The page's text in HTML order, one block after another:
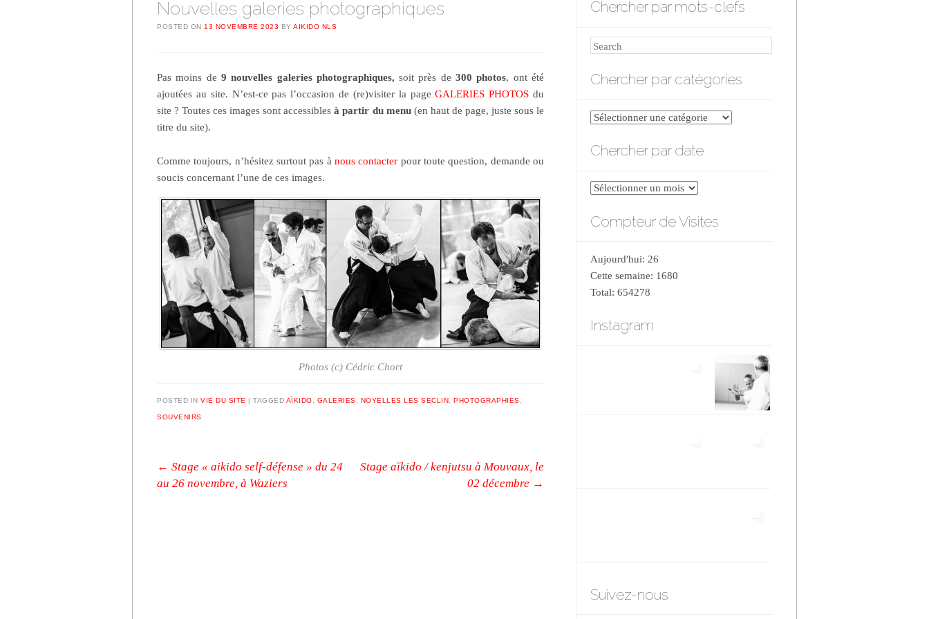
Nouvelles galeries photographiques
POSTED ON 13 NOVEMBRE 2023 BY AIKIDO NLS
Pas moins de 9 nouvelles galeries photographiques, soit près de300 photos, ont été
ajoutées au site. N’est-ce pas l’occasion de (re)visiter la pageGALERIES PHOTOS du
site ? Toutes ces images sont accessiblesà partir du menu(en haut de page, juste sous le
titre du site).
Comme toujours, n’hésitez surtout pas à nous contacter pour toute question, demande ou
soucis concernant l’une de ces images.
Photos (c) Cédric Chort
POSTED IN VIE DU SITE | TAGGED AÏKIDO GALERIES NOYELLES LES SECLIN PHOTOGRAPHIES
SOUVENIRS
Post navigation
← Stage « aikido self-défense » du 24
au 26 novembre, à Waziers
Stage aïkido / kenjutsu à Mouvaux, le
02 décembre →
Chercher par mots-clefs
Search
Chercher par catégories
Chercher
catégories
Chercher par date
Chercher
date
Compteur de Visites
Aujourd'hui: 26
Cette semaine: 1680
Total: 654278
Instagram
Suivez-nous